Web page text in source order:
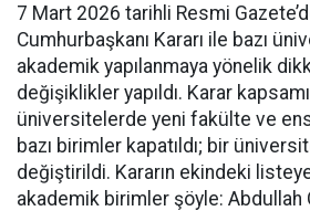
7 Mart 2026 tarihli Resmi
Cumhurbaşkanı Kararı ile bazı
akademik yapılanmaya yönelik
değişiklikler yapıldı. Karar
üniversitelerde yeni fakülte ve
bazı birimler kapatıldı; bir
değiştirildi. Kararın ekindeki
akademik birimler şöyle: Abdullah